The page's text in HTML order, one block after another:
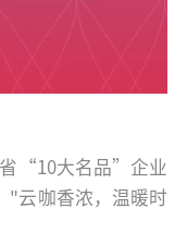
“10大名品”企业
云咖香浓，温暖时